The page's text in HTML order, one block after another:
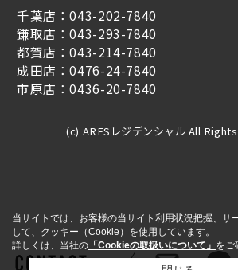
千葉店：043-202-7840
鎌取店：043-293-7840
都賀店：043-214-7840
成田店：0476-24-7840
市原店：0436-20-7840
(c) ARESレジデンシャル All
当サイトでは、お客様の当サイト利用状況把握、サ
して、クッキー（Cookie）を使用しています。
詳しくは、当社の 「Cookieの取扱いについて」 をご